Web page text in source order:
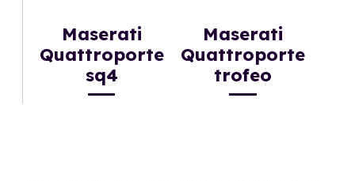
Maserati
Quattroporte
sq4
Maserati
Quattroporte
trofeo